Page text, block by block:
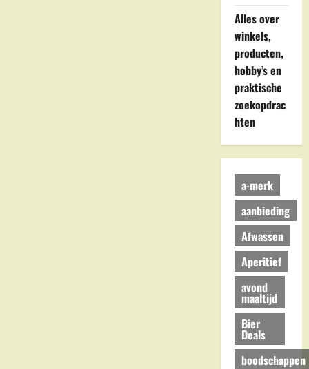
Alles over
winkels,
producten,
hobby’s en
praktische
zoekopdrac
hten
a-merk
aanbieding
Afwassen
Aperitief
avond
maaltijd
Bier
Deals
boodschappen